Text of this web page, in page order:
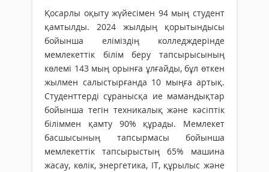
Қосарлы оқыту жүйесімен 94 мың студент
қамтылды. 2024 жылдың қорытындысы
бойынша еліміздің колледждерінде
мемлекеттік білім беру тапсырысының
көлемі 143 мың орынға ұлғайды, бұл өткен
жылмен салыстырғанда 10 мыңға артық.
Студенттерді сұранысқа ие мамандықтар
бойынша тегін техникалық және кәсіптік
біліммен қамту 90% құрады. Мемлекет
басшысының тапсырмасы бойынша
мемлекеттік тапсырыстың 65% машина
жасау, көлік, энергетика, IT, құрылыс және